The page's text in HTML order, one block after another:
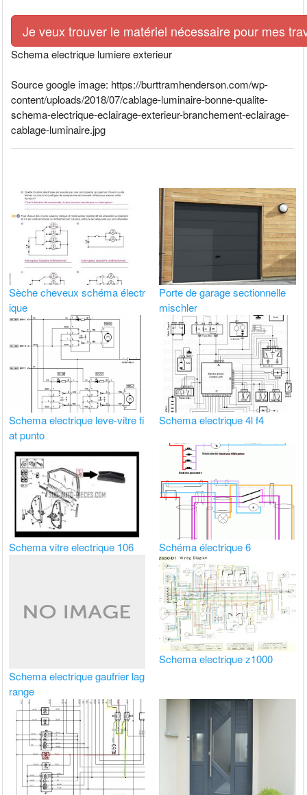
Je veux trouver le matériel nécessaire pour mes
Schema electrique lumiere exterieur
Source google image: https://burttramhenderson.com/wp-
content/uploads/2018/07/cablage-luminaire-bonne-qualite-
schema-electrique-eclairage-exterieur-branchement-eclairage-
cablage-luminaire.jpg
Sèche cheveux schéma électr
ique
Porte de garage sectionnelle
mischler
Schema electrique leve-vitre fi
at punto
Schema electrique 4l f4
Schema vitre electrique 106 Schéma électrique 6
Schema electrique gaufrier lag
range
Schema electrique z1000